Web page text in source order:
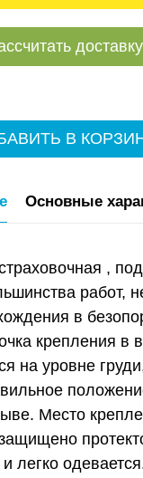
доставку
В
Основные
,
работ,
в
крепления в
на уровне
Место
легко